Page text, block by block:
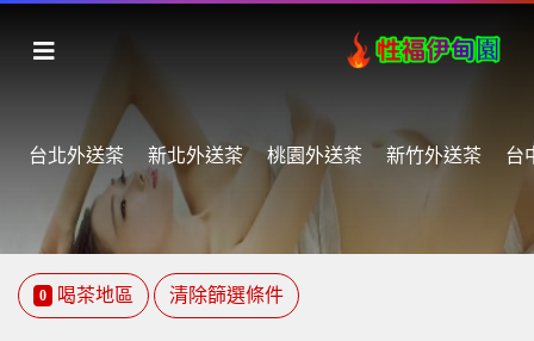
台北外送茶 新北外送茶 桃園外送茶 新竹外送茶 台
0 喝茶地區 清除篩選條件